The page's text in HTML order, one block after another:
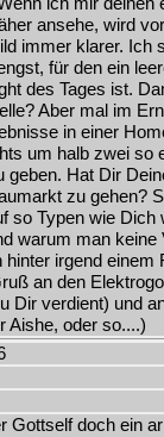
ansehe, wird
immer klarer. Ich
für den ein
des Tages ist.
Aber mal im
in einer
um halb zwei so
geben. Hat Dir
zu gehen?
so Typen wie Dich
warum man keine
irgend einem
an den
Dir verdient) und
Aishe, oder so....)
Gottself doch ein